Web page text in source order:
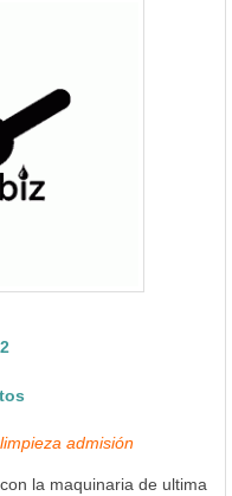
admisión
la maquinaria de ultima